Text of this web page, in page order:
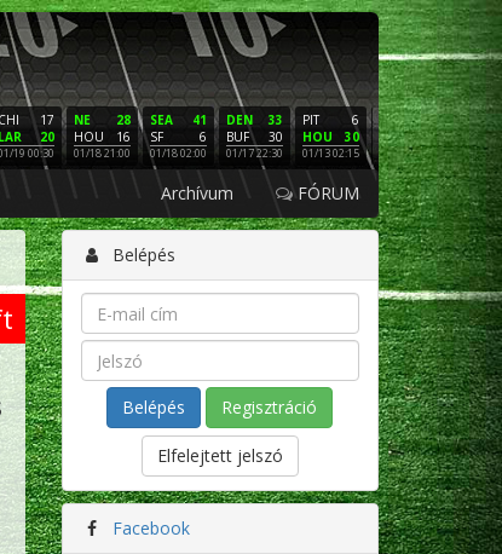
17
CHI
20
LAR
19 00:30
28
NE
16
HOU
01/18 21:00
41
SEA
6
SF
01/18 02:00
33
DEN
30
BUF
01/17 22:30
6
PIT
30
HOU
01/13 02:15
16
NE
3
LAC
01/12 02:00
PHI
SF
01/11
Archívum FÓRUM
Belépés
Regisztráció
Elfelejtett jelszó
Facebook